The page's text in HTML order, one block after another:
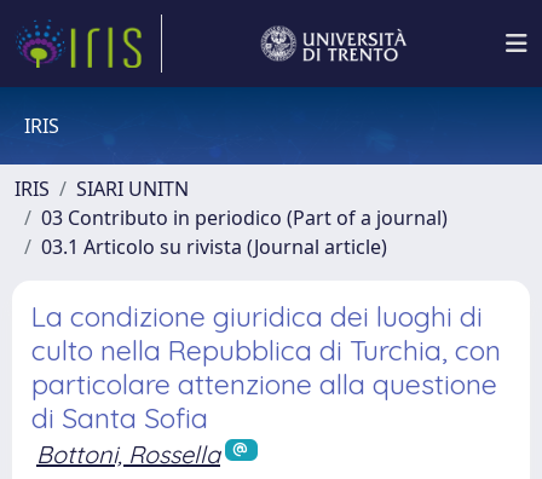
IRIS
IRIS
SIARI UNITN
03 Contributo in periodico (Part of a journal)
03.1 Articolo su rivista (Journal article)
La condizione giuridica dei luoghi di
culto nella Repubblica di Turchia, con
particolare attenzione alla questione
di Santa Sofia
Bottoni, Rossella